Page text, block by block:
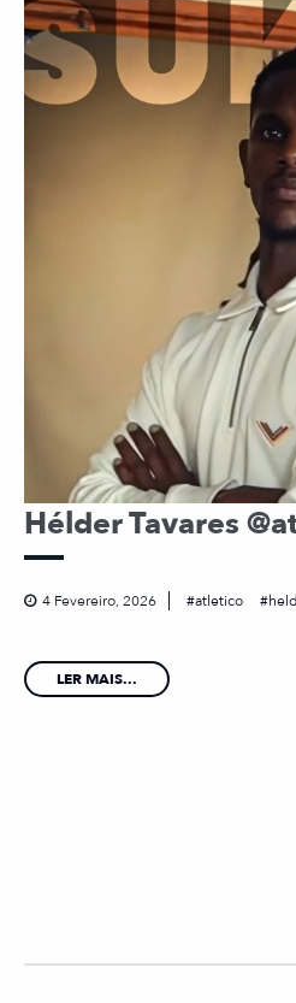
Hélder Tavares
4 Fevereiro, 2026 atletico
LER MAIS...